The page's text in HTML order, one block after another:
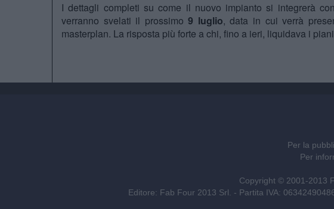
I dettagli completi su come il nuovo impianto si integrerà
verranno svelati il prossimo9 luglio, data in cui verrà
masterplan. La risposta più forte a chi, fino a ieri, liquidava i
Per la
Per
Copyright © 2001-2013
Editore: Fab Four 2013 Srl. - Partita IVA: